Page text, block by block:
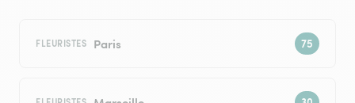
FLEURISTES Paris